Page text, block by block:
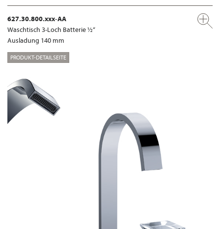
627.30.800.xxx-AA
Waschtisch 3-Loch Batterie ½“
Ausladung 140 mm
PRODUKT-DETAILSEITE